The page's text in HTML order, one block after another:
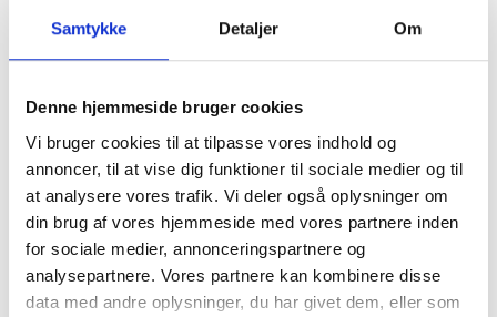
Samtykke Detaljer Om
Denne hjemmeside bruger cookies
Vi bruger cookies til at tilpasse vores indhold og
annoncer, til at vise dig funktioner til sociale medier og til
at analysere vores trafik. Vi deler også oplysninger om
din brug af vores hjemmeside med vores partnere inden
for sociale medier, annonceringspartnere og
analysepartnere. Vores partnere kan kombinere disse
data med andre oplysninger, du har givet dem, eller som
149 kr.